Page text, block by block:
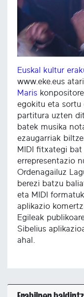
Euskal kultur
www.eke.eus
Maris
egokitu eta sortu
partitura uzten
batek musika
ezaugarriak
MIDI fitxategi
errepresentazio
Ordenagailuz
berezi batzu
eta MIDI
aplikazio
Egileak
Sibelius
ahal.